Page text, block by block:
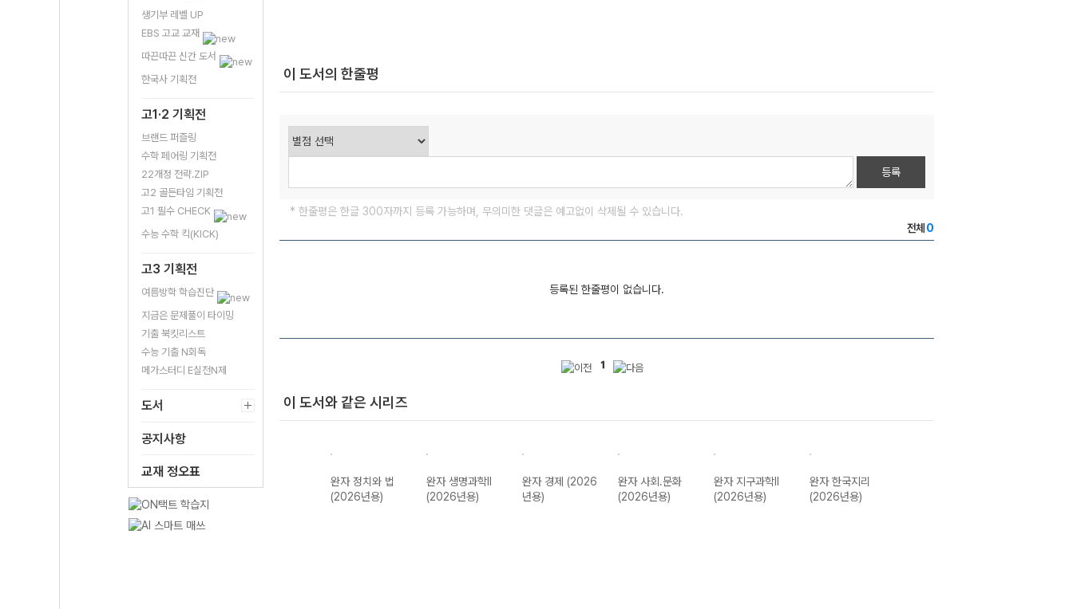
생기부 레벨 UP
EBS 고교 교재
따끈따끈 신간 도서
한국사 기획전
고1·2 기획전
브랜드 퍼즐링
수학 페어링 기획전
22개정 전략.ZIP
고2 골든타임 기획전
고1 필수 CHECK
수능 수학 킥(KICK)
고3 기획전
여름방학 학습진단
지금은 문제풀이 타이밍
기출 북킷리스트
수능 기출 N회독
메가스터디 E실전N제
도서
공지사항
교재 정오표
이 도서의 한줄평
등록
* 한줄평은 한글 300자까지 등록 가능하며, 무의미한 댓글은 예고없이 삭제될 수 있습니다.
전체 0
등록된 한줄평이 없습니다.
1
이 도서와 같은 시리즈
완자 생활과 윤리
(2026년용)
완자 정치와 법
(2026년용)
완자 생명과학II
(2026년용)
완자 경제 (2026
년용)
완자 사회.문화
(2026년용)
완자 지구과학II
(2026년용)
완자 한국지리
(2026년용)